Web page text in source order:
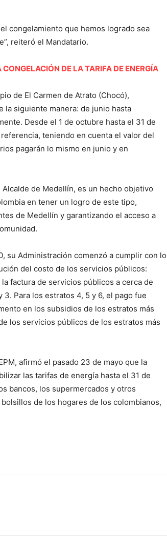
congelamiento que hemos logrado sea
reiteró el Mandatario.
DE LA TARIFA DE ENERGÍA
de El Carmen de Atrato (Chocó),
la siguiente manera: de junio hasta
Desde el 1 de octubre hasta el 31 de
teniendo en cuenta el valor del
pagarán lo mismo en junio y en
de Medellín, es un hecho objetivo
en tener un logro de este tipo,
de Medellín y garantizando el acceso a
su Administración comenzó a cumplir con lo
del costo de los servicios públicos:
factura de servicios públicos a cerca de
Para los estratos 4, 5 y 6, el pago fue
en los subsidios de los estratos más
los servicios públicos de los estratos más
afirmó el pasado 23 de mayo que la
las tarifas de energía hasta el 31 de
bancos, los supermercados y otros
de los hogares de los colombianos,